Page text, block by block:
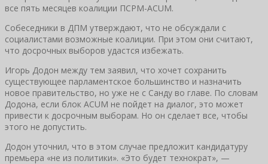
все пять месяцев коалиции ПСРМ-ACUM.
Собеседники в ДПМ утверждают, что не обсуждали с
социалистами возможные коалиции. При этом они считают,
что досрочных выборов удастся избежать.
Игорь Додон между тем заявил, что хочет сохранить
существующее парламентское большинство и назначить
новое правительство, но уже не с Санду во главе. По словам
Додона, если блок ACUM не пойдет на диалог, это может
привести к досрочным выборам. Но он сделает все, чтобы
этого не допустить.
Додон уточнил, что в этом случае предложит кандидатуру
премьера «не из политики». «Это будет технократ», —